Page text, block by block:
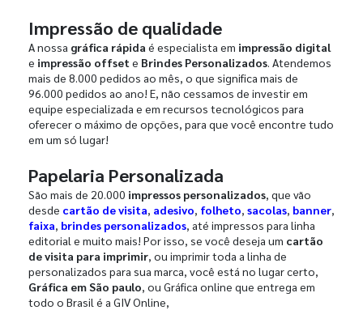
Impressão de qualidade
A nossa gráfica rápida é especialista em impressão digital
e impressão offset e Brindes Personalizados. Atendemos
mais de 8.000 pedidos ao mês, o que significa mais de
96.000 pedidos ao ano! E, não cessamos de investir em
equipe especializada e em recursos tecnológicos para
oferecer o máximo de opções, para que você encontre tudo
em um só lugar!
Papelaria Personalizada
São mais de 20.000 impressos personalizados, que vão
desde cartão de visita, adesivo, folheto, sacolas, banner,
faixa, brindes personalizados, até impressos para linha
editorial e muito mais! Por isso, se você deseja um cartão
de visita para imprimir, ou imprimir toda a linha de
personalizados para sua marca, você está no lugar certo,
Gráfica em São paulo, ou Gráfica online que entrega em
todo o Brasil é a GIV Online,